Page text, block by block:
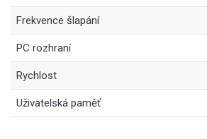
Frekvence šlapání
PC rozhraní
Rychlost
Uživatelská paměť